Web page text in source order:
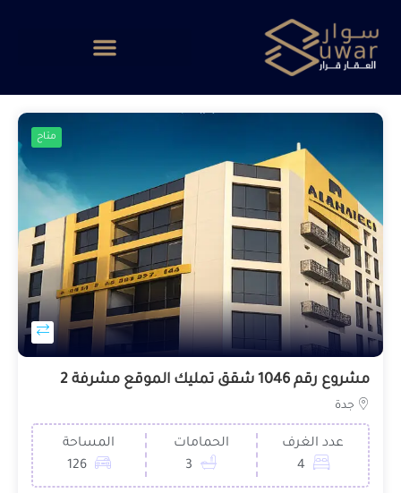
متاح
مشروع رقم 1046 شقق تمليك الموقع مشرفة 2
جدة
عدد الغرف
4
الحمامات
3
المساحة
126